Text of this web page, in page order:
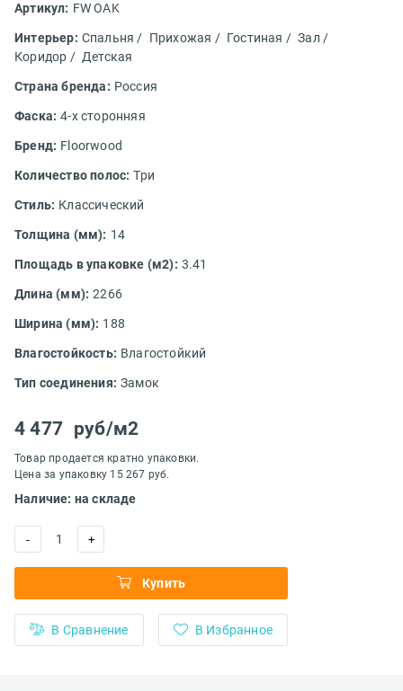
Артикул: FW OAK
Интерьер: Спальня / Прихожая / Гостиная / Зал /
Коридор / Детская
Страна бренда: Россия
Фаска: 4-х сторонняя
Бренд: Floorwood
Количество полос: Три
Стиль: Классический
Толщина (мм): 14
Площадь в упаковке (м2): 3.41
Длина (мм): 2266
Ширина (мм): 188
Влагостойкость: Влагостойкий
Тип соединения: Замок
4 477 руб/м2
Товар продается кратно упаковки.
Цена за упаковку 15 267 руб.
Наличие: на складе
- 1 +
Купить
В Сравнение В Избранное